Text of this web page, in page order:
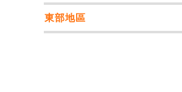
東部地區